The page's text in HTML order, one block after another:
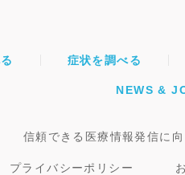
症状を調べる
NEWS &
信頼できる医療情報発信に
プライバシーポリシー